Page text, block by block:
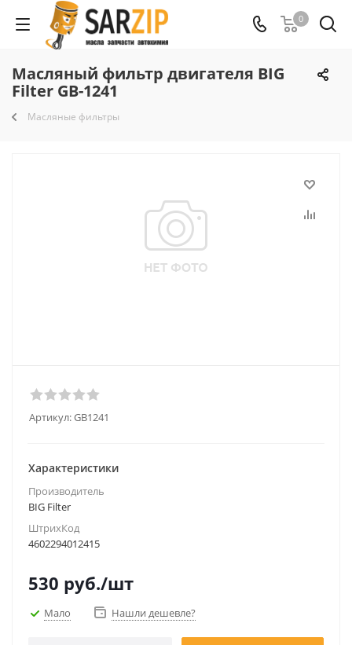
0
Масляный фильтр двигателя BIG
Filter GB-1241
Масляные фильтры
Артикул:GB1241
Характеристики
Производитель
BIG Filter
ШтрихКод
4602294012415
530 руб./шт
Мало Нашли дешевле?